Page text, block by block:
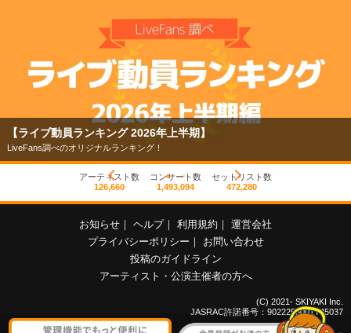
【ライブ動員ランキング 2026年上半期】
LiveFans調べのオリジナルランキング！
アーティスト数
126,660
コンサート数
1,493,094
セットリスト数
472,280
お知らせ ヘルプ 利用規約
運営会社
プライバシーポリシー
お問い合わせ
投稿のガイドライン
アーティスト・公演主催者の方へ
(C) 2021- SKIYAKI Inc.
JASRAC許諾番号：9022255001Y45037